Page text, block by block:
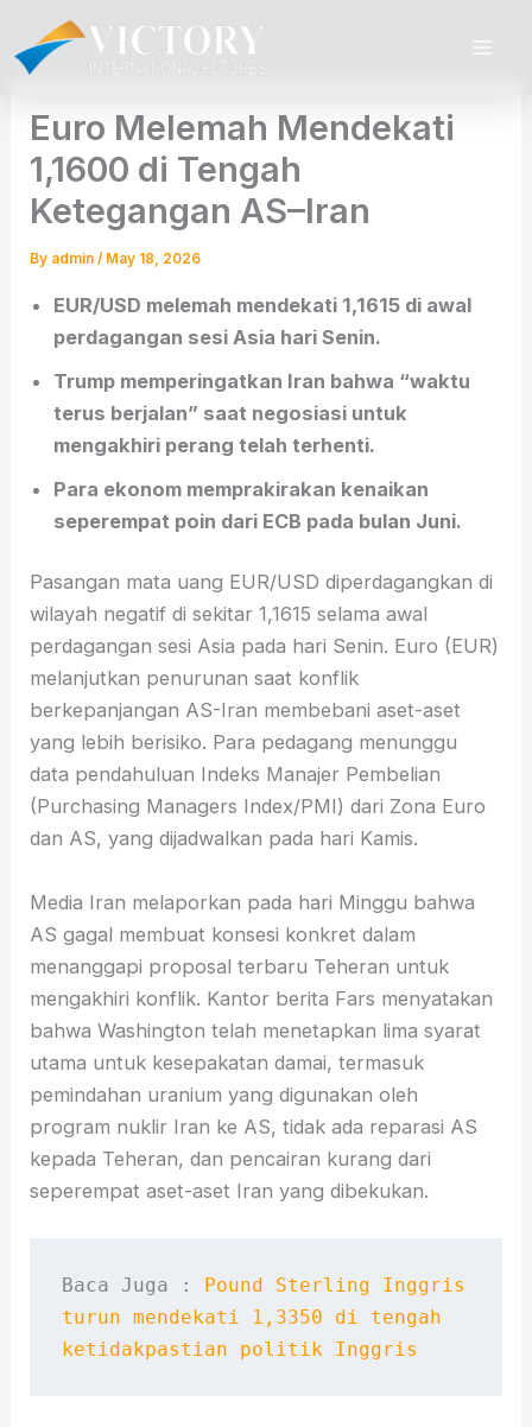
content
Euro Melemah Mendekati
1,1600 di Tengah
Ketegangan AS–Iran
By admin/ May 18, 2026
EUR/USD melemah mendekati 1,1615 di awal
perdagangan sesi Asia hari Senin.
Trump memperingatkan Iran bahwa “waktu
terus berjalan” saat negosiasi untuk
mengakhiri perang telah terhenti.
Para ekonom memprakirakan kenaikan
seperempat poin dari ECB pada bulan Juni.
Pasangan mata uang EUR/USD diperdagangkan di
wilayah negatif di sekitar 1,1615 selama awal
perdagangan sesi Asia pada hari Senin. Euro (EUR)
melanjutkan penurunan saat konflik
berkepanjangan AS-Iran membebani aset-aset
yang lebih berisiko. Para pedagang menunggu
data pendahuluan Indeks Manajer Pembelian
(Purchasing Managers Index/PMI) dari Zona Euro
dan AS, yang dijadwalkan pada hari Kamis.
Media Iran melaporkan pada hari Minggu bahwa
AS gagal membuat konsesi konkret dalam
menanggapi proposal terbaru Teheran untuk
mengakhiri konflik. Kantor berita Fars menyatakan
bahwa Washington telah menetapkan lima syarat
utama untuk kesepakatan damai, termasuk
pemindahan uranium yang digunakan oleh
program nuklir Iran ke AS, tidak ada reparasi AS
kepada Teheran, dan pencairan kurang dari
seperempat aset-aset Iran yang dibekukan.
Baca Juga : Pound Sterling Inggris
turun mendekati 1,3350 di tengah
ketidakpastian politik Inggris